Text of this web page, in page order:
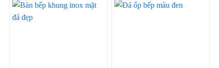
1,100,000 ₫.